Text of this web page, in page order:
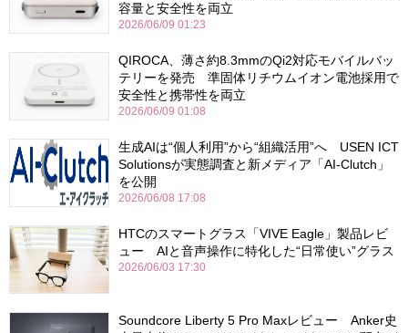
容量と安全性を両立
2026/06/09 01:23
QIROCA、薄さ約8.3mmのQi2対応モバイルバッ
テリーを発売 準固体リチウムイオン電池採用で
安全性と携帯性を両立
2026/06/09 01:08
生成AIは“個人利用”から“組織活用”へ USEN ICT
Solutionsが実態調査と新メディア「AI-Clutch」
を公開
2026/06/08 17:08
HTCのスマートグラス「VIVE Eagle」製品レビ
ュー AIと音声操作に特化した“日常使い”グラス
2026/06/03 17:30
Soundcore Liberty 5 Pro Maxレビュー Anker史